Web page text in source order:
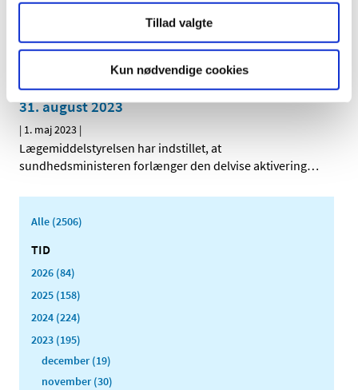
Tillad valgte
Kun nødvendige cookies
Lægemiddelstyrelsen har mandag tekniske problemer
med opdatering af medicinpriser.dk. De priser,
Sundhedsministeren har aktiveret det
statslige lægemiddelberedskab delvist til den
31. august 2023
| 1. maj 2023 |
Lægemiddelstyrelsen har indstillet, at
sundhedsministeren forlænger den delvise aktivering…
Alle (2506)
TID
2026 (84)
2025 (158)
2024 (224)
2023 (195)
december (19)
november (30)